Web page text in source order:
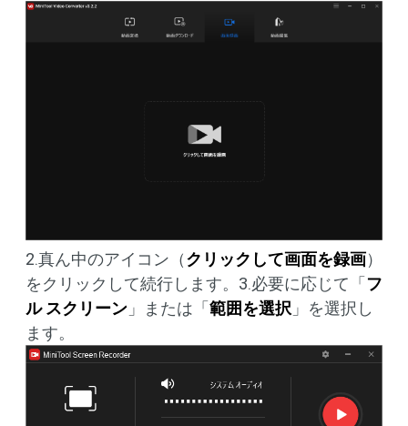
2.真ん中のアイコン（クリックして画面を録画）
をクリックして続行します。3.必要に応じて「 フ
ル スクリーン 」または「 範囲を選択 」を選択し
ます。